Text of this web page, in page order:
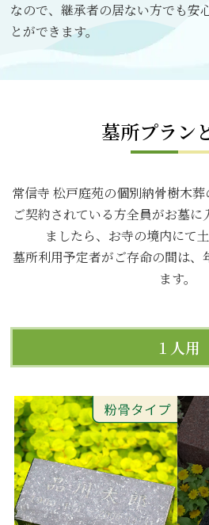
なので、継承者の居ない方でも安
とができます。
墓所プラン
常信寺 松戸庭苑の個別納骨樹木葬
ご契約されている方全員がお墓に
ましたら、お寺の境内にて
墓所利用予定者がご存命の間は、
ます。
１人用